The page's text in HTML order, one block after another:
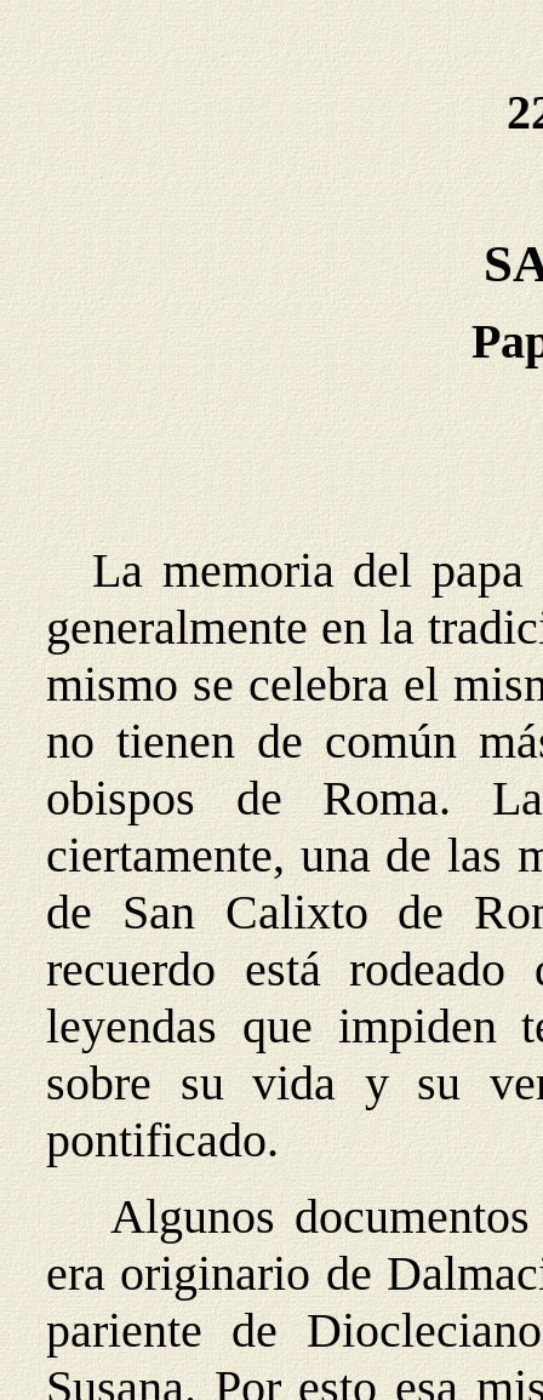
La memoria del
generalmente en la
mismo se celebra el
no tienen de común
obispos de Roma.
ciertamente, una de las
de San Calixto de
recuerdo está
leyendas que impiden
sobre su vida y su
pontificado.
Algunos
era originario de
pariente de
Susana. Por esto esa